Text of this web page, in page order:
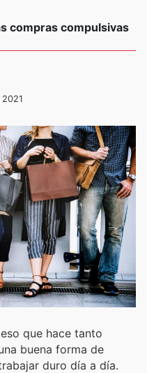
compras compulsivas
que hace tanto
buena forma de
duro día a día.